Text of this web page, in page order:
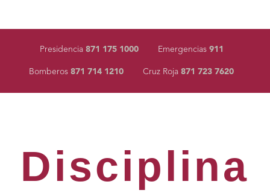
Presidencia871 175 1000 Emergencias911
Bomberos 871 714 1210 Cruz Roja 871 723 7620
Disciplina